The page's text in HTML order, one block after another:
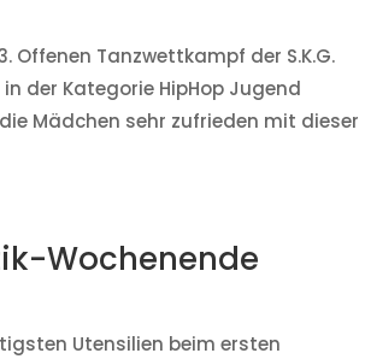
Offenen Tanzwettkampf der S.K.G.
der Kategorie HipHop Jugend
Mädchen sehr zufrieden mit dieser
Wochenende
Utensilien beim ersten